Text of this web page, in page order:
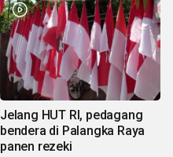
Jelang HUT RI, pedagang
bendera di Palangka Raya
panen rezeki